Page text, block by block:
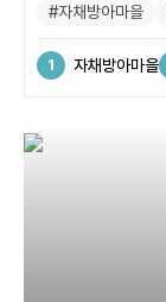
#자채방아마을
자채방아마을